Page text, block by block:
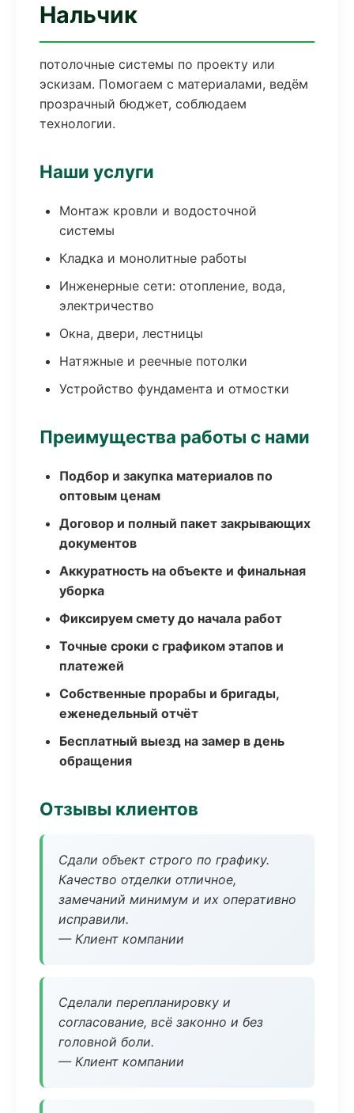
Нальчик
потолочные системы по проекту или
эскизам. Помогаем с материалами, ведём
прозрачный бюджет, соблюдаем
технологии.
Наши услуги
Монтаж кровли и водосточной
системы
Кладка и монолитные работы
Инженерные сети: отопление, вода,
электричество
Окна, двери, лестницы
Натяжные и реечные потолки
Устройство фундамента и отмостки
Преимущества работы с нами
Подбор и закупка материалов по
оптовым ценам
Договор и полный пакет закрывающих
документов
Аккуратность на объекте и финальная
уборка
Фиксируем смету до начала работ
Точные сроки с графиком этапов и
платежей
Собственные прорабы и бригады,
еженедельный отчёт
Бесплатный выезд на замер в день
обращения
Отзывы клиентов
Сдали объект строго по графику.
Качество отделки отличное,
замечаний минимум и их оперативно
исправили.
— Клиент компании
Сделали перепланировку и
согласование, всё законно и без
головной боли.
— Клиент компании